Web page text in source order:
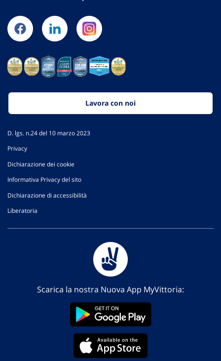
Lavora con noi
D. lgs. n.24 del 10 marzo 2023
Privacy
Dichiarazione dei cookie
Informativa Privacy del sito
Dichiarazione di accessibilità
Liberatoria
Scarica la nostra Nuova App MyVittoria: